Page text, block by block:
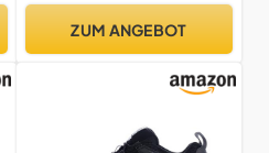
ZUM ANGEBOT